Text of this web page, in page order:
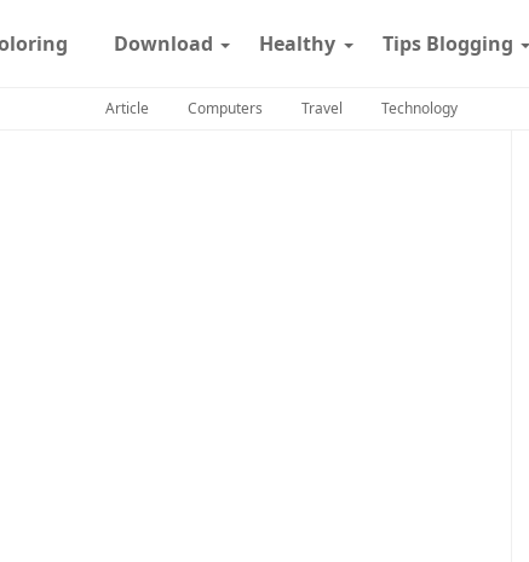
Download Healthy Tips Blogging
Article Computers Travel Technology